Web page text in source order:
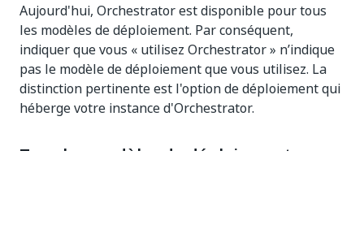
Aujourd'hui, Orchestrator est disponible pour tous
les modèles de déploiement. Par conséquent,
indiquer que vous « utilisez Orchestrator » n’indique
pas le modèle de déploiement que vous utilisez. La
distinction pertinente est l'option de déploiement qui
héberge votre instance d'Orchestrator.
Tous les modèles de déploiement en